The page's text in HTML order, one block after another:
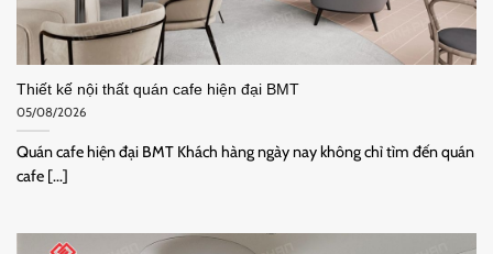
Thiết kế nội thất quán cafe hiện đại BMT
05/08/2026
Quán cafe hiện đại BMT Khách hàng ngày nay không chỉ tìm đến quán
cafe [...]